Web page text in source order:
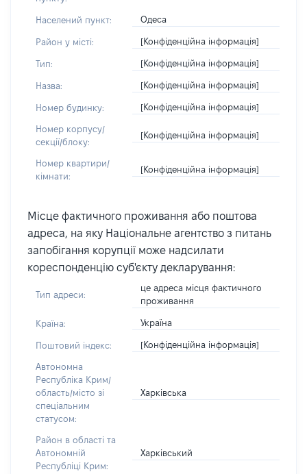
Населений пункт: Одеса
Район у місті: [Конфіденційна інформація]
Тип: [Конфіденційна інформація]
Назва: [Конфіденційна інформація]
Номер будинку: [Конфіденційна інформація]
Номер корпусу/
секції/блоку:
[Конфіденційна інформація]
Номер квартири/
кімнати:
[Конфіденційна інформація]
Місце фактичного проживання або поштова
адреса, на яку Національне агентство з питань
запобігання корупції може надсилати
кореспонденцію суб'єкту декларування:
Тип адреси:
це адреса місця фактичного
проживання
Країна: Україна
Поштовий індекс: [Конфіденційна інформація]
Автономна
Республіка Крим/
область/місто зі
спеціальним
статусом:
Харківська
Район в області та
Автономній
Республіці Крим:
Харківський